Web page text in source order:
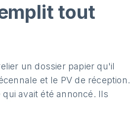
tout
un dossier papier qu'il
et le PV de réception.
avait été annoncé. Ils